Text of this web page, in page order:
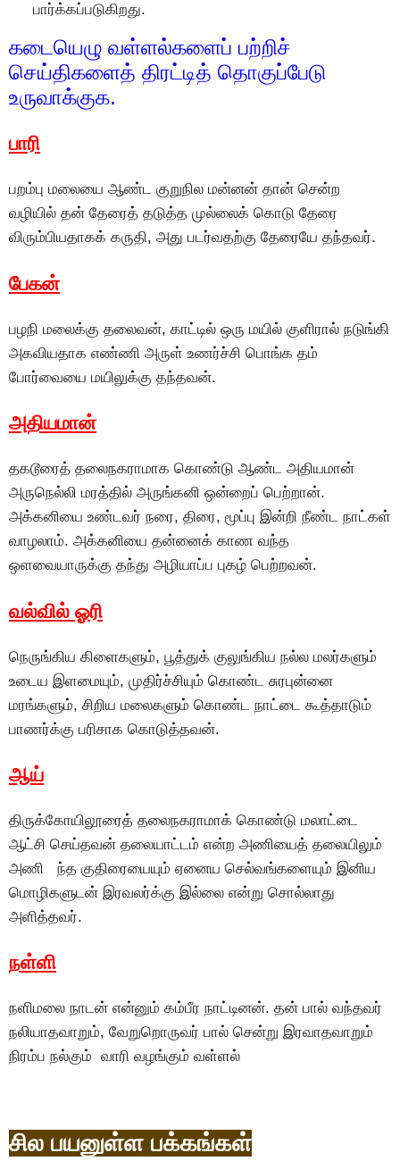
பார்க்கப்படுகிறது.
கடையெழு வள்ளல்களைப் பற்றிச்
செய்திகளைத் திரட்டித் தொகுப்பேடு
உருவாக்குக.
பாரி
பறம்பு மலையை ஆண்ட குறுநில மன்னன் தான் சென்ற
வழியில் தன் தேரைத் தடுத்த முல்லைக் கொடு தேரை
விரும்பியதாகக் கருதி, அது படர்வதற்கு தேரையே தந்தவர்.
பேகன்
பழநி மலைக்கு தலைவன், காட்டில் ஒரு மயில் குளிரால் நடுங்கி
அகவியதாக எண்ணி அருள் உணர்ச்சி பொங்க தம்
போர்வையை மயிலுக்கு தந்தவன்.
அதியமான்
தகடூரைத் தலைநகராமாக கொண்டு ஆண்ட அதியமான்
அருநெல்லி மரத்தில் அருங்கனி ஒன்றைப் பெற்றான்.
அக்கனியை உண்டவர் நரை, திரை, மூப்பு இன்றி நீண்ட நாட்கள்
வாழலாம். அக்கனியை தன்னைக் காண வந்த
ஒளவையாருக்கு தந்து அழியாப்ப புகழ் பெற்றவன்.
வல்வில் ஓரி
நெருங்கிய கிளைகளும், பூத்துக் குலுங்கிய நல்ல மலர்களும்
உடைய இளமையும், முதிர்ச்சியும் கொண்ட சுரபுன்னை
மரங்களும், சிறிய மலைகளும் கொண்ட நாட்டை கூத்தாடும்
பாணர்க்கு பரிசாக கொடுத்தவன்.
ஆய்
திருக்கோயிலூரைத் தலைநகராமாக் கொண்டு மலாட்டை
ஆட்சி செய்தவன் தலையாட்டம் என்ற அணியைத் தலையிலும்
அணி ந்த குதிரையையும் ஏனைய செல்வங்களையும் இனிய
மொழிகளுடன் இரவலர்க்கு இல்லை என்று சொல்லாது
அளித்தவர்.
நள்ளி
நளிமலை நாடன் என்னும் கம்பீர நாட்டினன். தன் பால் வந்தவர்
நலியாதவாறும், வேறுறொருவர் பால் சென்று இரவாதவாறும்
நிரம்ப நல்கும் வாரி வழங்கும் வள்ளல்
சில பயனுள்ள பக்கங்கள்